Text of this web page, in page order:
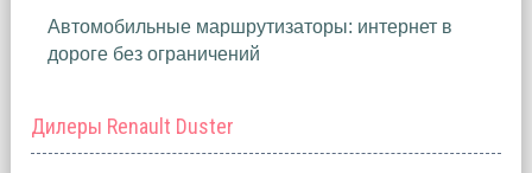
Автомобильные маршрутизаторы: интернет в
дороге без ограничений
Дилеры Renault Duster